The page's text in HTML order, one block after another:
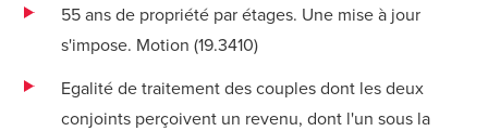
55 ans de propriété par étages. Une mise à jour
s'impose. Motion (19.3410)
Egalité de traitement des couples dont les deux
conjoints perçoivent un revenu, dont l'un sous la